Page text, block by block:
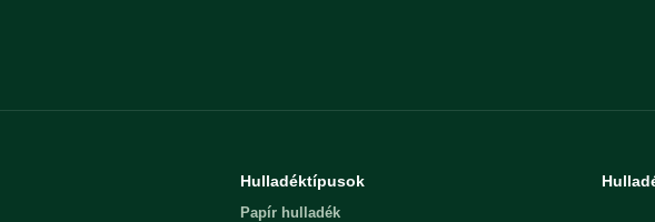
Hulladéktípusok
Papír hulladék